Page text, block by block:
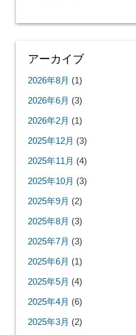
アーカイブ
2026年8月 (1)
2026年6月 (3)
2026年2月 (1)
2025年12月 (3)
2025年11月 (4)
2025年10月 (3)
2025年9月 (2)
2025年8月 (3)
2025年7月 (3)
2025年6月 (1)
2025年5月 (4)
2025年4月 (6)
2025年3月 (2)